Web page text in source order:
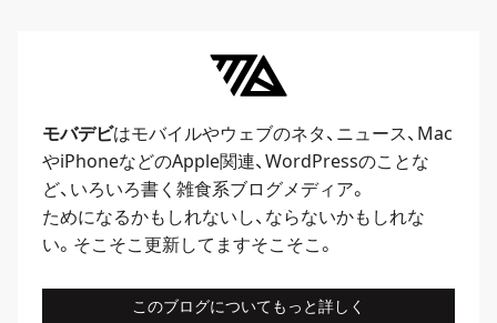
モバデビはモバイルやウェブのネタ、 ニュース、 Mac
やiPhoneなどのApple関連、WordPressのことな
ど、いろいろ書く雑食系ブログメディア。
ためになるかもしれないし、ならないかもしれな
い。そこそこ更新してますそこそこ。
このブログについてもっと詳しく